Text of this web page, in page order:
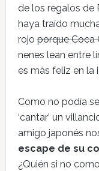
de los regalos de
haya traído
rojo porque Coca
nenes lean entre
es más feliz en la
Como no podía
‘cantar’ un
amigo japonés
escape de su
¿Quién si no